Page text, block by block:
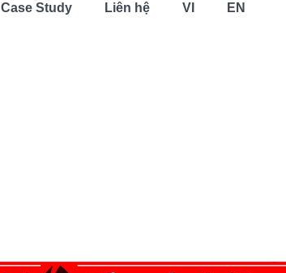
Case Study Liên hệ VI
EN